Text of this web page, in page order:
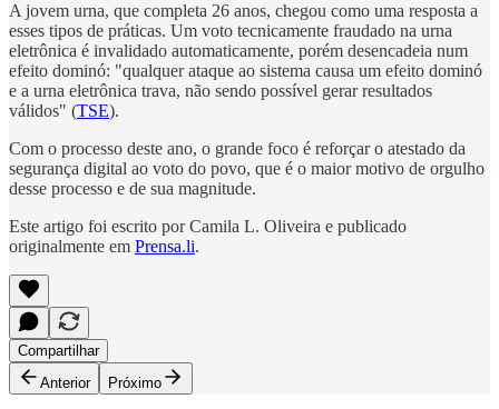
A jovem urna, que completa 26 anos, chegou como uma resposta a
esses tipos de práticas. Um voto tecnicamente fraudado na urna
eletrônica é invalidado automaticamente, porém desencadeia num
efeito dominó: "qualquer ataque ao sistema causa um efeito dominó
e a urna eletrônica trava, não sendo possível gerar resultados
válidos" (TSE).
Com o processo deste ano, o grande foco é reforçar o atestado da
segurança digital ao voto do povo, que é o maior motivo de orgulho
desse processo e de sua magnitude.
Este artigo foi escrito por Camila L. Oliveira e publicado
originalmente em Prensa.li.
Compartilhar
Anterior
Próximo